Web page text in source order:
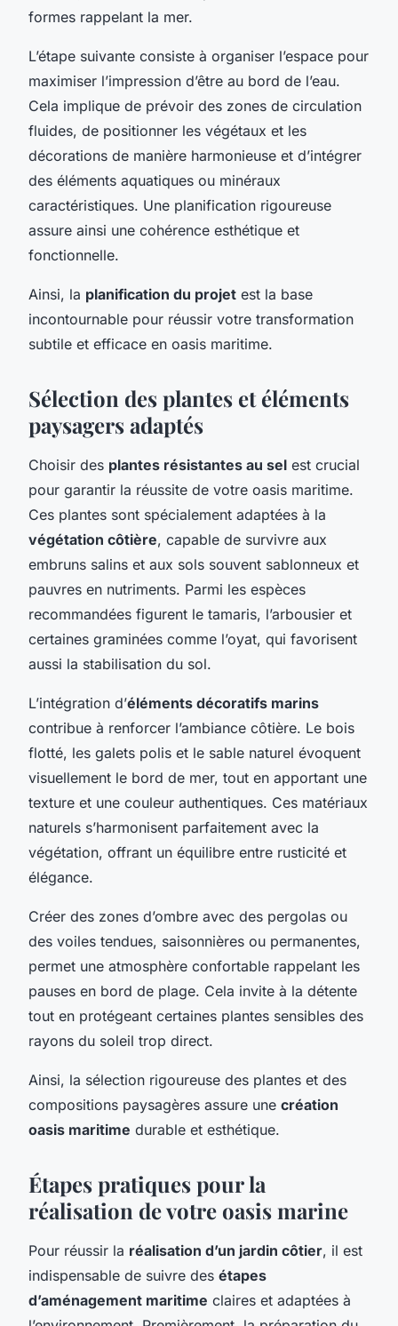
formes rappelant la mer.
L’étape suivante consiste à organiser l’espace pour
maximiser l’impression d’être au bord de l’eau.
Cela implique de prévoir des zones de circulation
fluides, de positionner les végétaux et les
décorations de manière harmonieuse et d’intégrer
des éléments aquatiques ou minéraux
caractéristiques. Une planification rigoureuse
assure ainsi une cohérence esthétique et
fonctionnelle.
Ainsi, la planification du projet est la base
incontournable pour réussir votre transformation
subtile et efficace en oasis maritime.
Sélection des plantes et éléments
paysagers adaptés
Choisir des plantes résistantes au sel est crucial
pour garantir la réussite de votre oasis maritime.
Ces plantes sont spécialement adaptées à la
végétation côtière, capable de survivre aux
embruns salins et aux sols souvent sablonneux et
pauvres en nutriments. Parmi les espèces
recommandées figurent le tamaris, l’arbousier et
certaines graminées comme l’oyat, qui favorisent
aussi la stabilisation du sol.
L’intégration d’éléments décoratifs marins
contribue à renforcer l’ambiance côtière. Le bois
flotté, les galets polis et le sable naturel évoquent
visuellement le bord de mer, tout en apportant une
texture et une couleur authentiques. Ces matériaux
naturels s’harmonisent parfaitement avec la
végétation, offrant un équilibre entre rusticité et
élégance.
Créer des zones d’ombre avec des pergolas ou
des voiles tendues, saisonnières ou permanentes,
permet une atmosphère confortable rappelant les
pauses en bord de plage. Cela invite à la détente
tout en protégeant certaines plantes sensibles des
rayons du soleil trop direct.
Ainsi, la sélection rigoureuse des plantes et des
compositions paysagères assure une création
oasis maritime durable et esthétique.
Étapes pratiques pour la
réalisation de votre oasis marine
Pour réussir la réalisation d’un jardin côtier, il est
indispensable de suivre des étapes
d’aménagement maritime claires et adaptées à